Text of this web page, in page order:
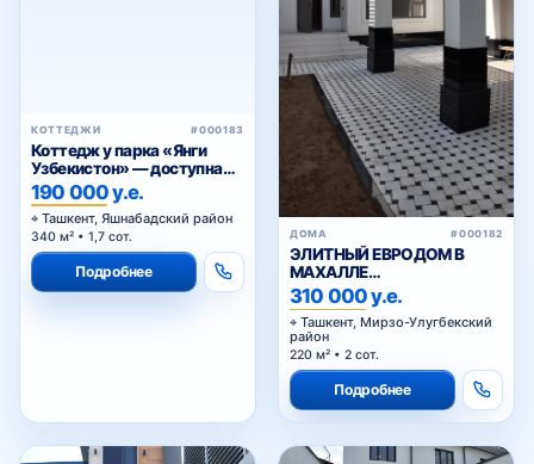
КОТТЕДЖИ #000183
Коттедж у парка «Янги
Узбекистон» — доступна
рассрочка
190 000 у.е.
Ташкент, Яшнабадский район
340 м² • 1,7 сот.
Подробнее
ДОМА #000182
ЭЛИТНЫЙ ЕВРОДОМ В
МАХАЛЛЕ
ЦИОЛКОВСКОГО
310 000 у.е.
Ташкент, Мирзо-Улугбекский
район
220 м² • 2 сот.
Подробнее